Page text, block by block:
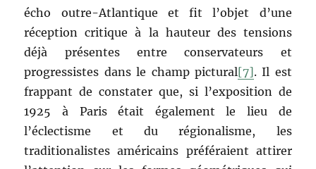
écho outre-Atlantique et fit l’objet d’une
réception critique à la hauteur des tensions
déjà présentes entre conservateurs et
progressistes dans le champ pictural[7]. Il est
frappant de constater que, si l’exposition de
1925 à Paris était également le lieu de
l’éclectisme et du régionalisme, les
traditionalistes américains préféraient attirer